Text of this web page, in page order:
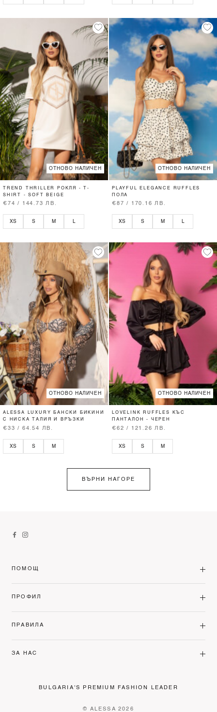
ОТНОВО НАЛИЧЕН
TREND THRILLER РОКЛЯ - T-
SHIRT - SOFT BEIGE
€74 / 144.73 ЛВ.
XS S M L
ОТНОВО НАЛИЧЕН
PLAYFUL ELEGANCE RUFFLES
ПОЛА
€87 / 170.16 ЛВ.
XS S M L
ОТНОВО НАЛИЧЕН
ALESSA LUXURY БАНСКИ БИКИНИ
С НИСКА ТАЛИЯ И ВРЪЗКИ
€33 / 64.54 ЛВ.
XS S M
ОТНОВО НАЛИЧЕН
LOVELINK RUFFLES КЪС
ПАНТАЛОН - ЧЕРЕН
€62 / 121.26 ЛВ.
XS S M
ВЪРНИ НАГОРЕ
ПОМОЩ
ПРОФИЛ
ПРАВИЛА
ЗА НАС
BULGARIA'S PREMIUM FASHION LEADER
© ALESSA 2026